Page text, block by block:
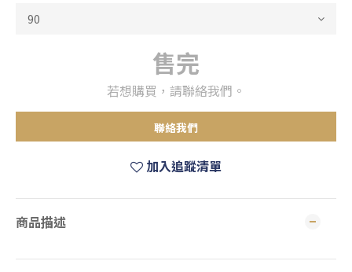
售完
若想購買，請聯絡我們。
聯絡我們
加入追蹤清單
商品描述